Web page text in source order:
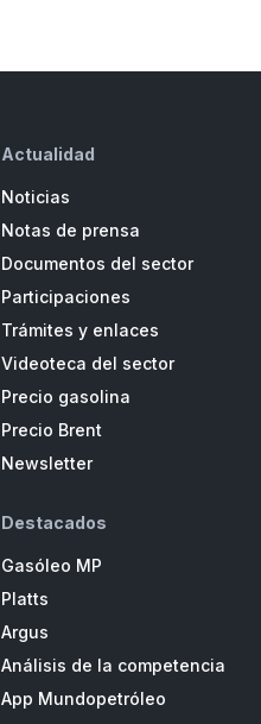
Actualidad
Noticias
Notas de prensa
Documentos del sector
Participaciones
Trámites y enlaces
Videoteca del sector
Precio gasolina
Precio Brent
Newsletter
Destacados
Gasóleo MP
Platts
Argus
Análisis de la competencia
App Mundopetróleo